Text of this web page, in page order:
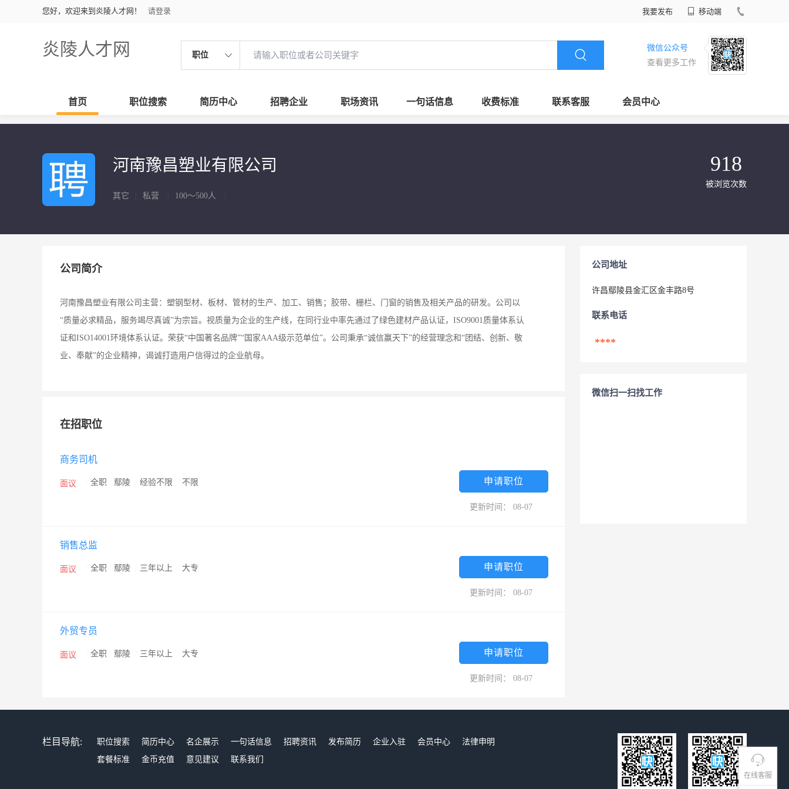
您好，欢迎来到炎陵人才网！ 请登录 我要发布 移动端
炎陵人才网 职位
微信公众号
查看更多工作
首页 职位搜索 简历中心 招聘企业 职场资讯 一句话信息 收费标准 联系客服 会员中心
在线客服
河南豫昌塑业有限公司
其它 私营 100～500人
918
被浏览次数
公司简介
河南豫昌塑业有限公司主营：塑钢型材、板材、管材的生产、加工、销售；胶带、栅栏、门窗的销售及相关产品的研发。公司以
“质量必求精品，服务竭尽真诚”为宗旨。视质量为企业的生产线，在同行业中率先通过了绿色建材产品认证，ISO9001质量体系认
证和ISO14001环境体系认证。荣获“中国著名品牌”“国家AAA级示范单位”。公司秉承“诚信赢天下”的经营理念和“团结、创新、敬
业、奉献”的企业精神，谒诚打造用户信得过的企业航母。
在招职位
商务司机
面议 全职 鄢陵 经验不限 不限 申请职位
更新时间： 08-07
销售总监
面议 全职 鄢陵 三年以上 大专 申请职位
更新时间： 08-07
外贸专员
面议 全职 鄢陵 三年以上 大专 申请职位
更新时间： 08-07
公司地址
许昌鄢陵县金汇区金丰路8号
联系电话
****
微信扫一扫找工作
栏目导航: 职位搜索 简历中心 名企展示 一句话信息 招聘资讯 发布简历 企业入驻 会员中心
法律申明
套餐标准
金币充值 意见建议 联系我们